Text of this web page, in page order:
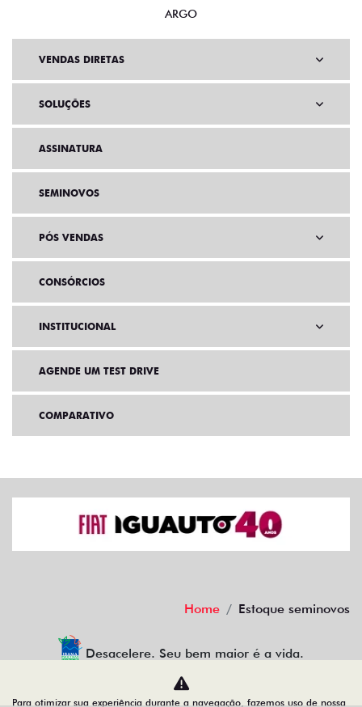
ARGO
VENDAS DIRETAS
SOLUÇÕES
ASSINATURA
SEMINOVOS
PÓS VENDAS
CONSÓRCIOS
INSTITUCIONAL
AGENDE UM TEST DRIVE
COMPARATIVO
Home Estoque seminovos
Desacelere. Seu bem maior é a vida.
Para otimizar sua experiência durante a navegação, fazemos uso de nossa